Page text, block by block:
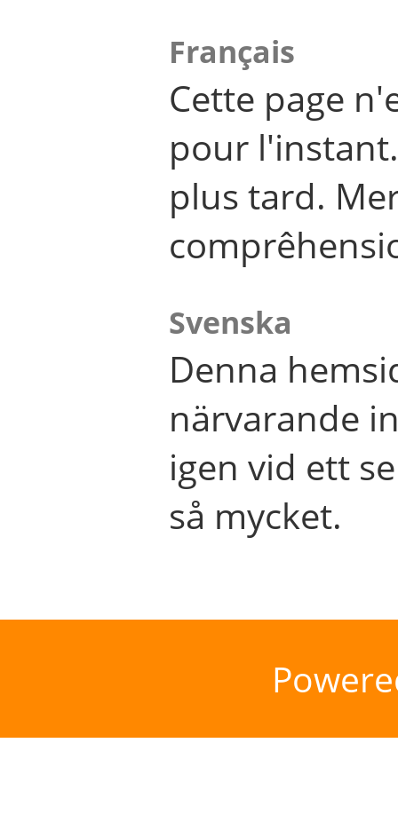
Français
Cette page
pour
plus tard.
Svenska
Denna
närvarande
igen vid ett
så mycket.